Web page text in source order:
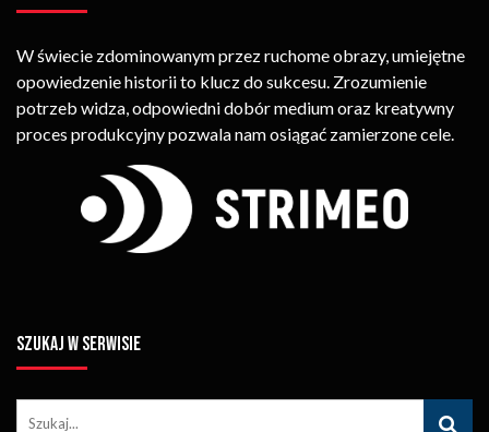
W świecie zdominowanym przez ruchome obrazy, umiejętne
opowiedzenie historii to klucz do sukcesu. Zrozumienie
potrzeb widza, odpowiedni dobór medium oraz kreatywny
proces produkcyjny pozwala nam osiągać zamierzone cele.
SZUKAJ W SERWISIE